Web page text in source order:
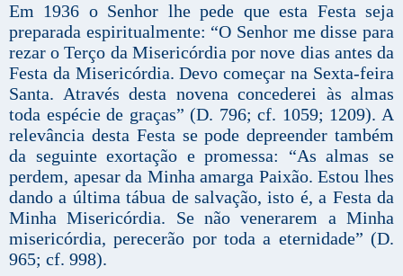
Em 1936 o Senhor lhe pede que esta Festa seja
preparada espiritualmente: “O Senhor me disse para
rezar o Terço da Misericórdia por nove dias antes da
Festa da Misericórdia. Devo começar na Sexta-feira
Santa. Através desta novena concederei às almas
toda espécie de graças” (D. 796; cf. 1059; 1209). A
relevância desta Festa se pode depreender também
da seguinte exortação e promessa: “As almas se
perdem, apesar da Minha amarga Paixão. Estou lhes
dando a última tábua de salvação, isto é, a Festa da
Minha Misericórdia. Se não venerarem a Minha
misericórdia, perecerão por toda a eternidade” (D.
965; cf. 998).